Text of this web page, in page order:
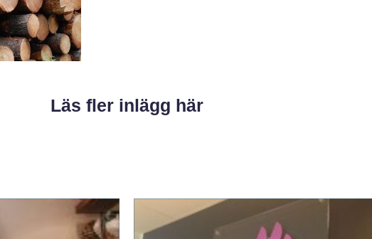
Läs fler inlägg här